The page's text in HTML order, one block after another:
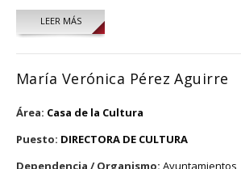
LEER MÁSSOBRE LILIANA ELIZABETH DE LA
María Verónica Pérez Aguirre
Área: Casa de la Cultura
Puesto: DIRECTORA DE CULTURA
Dependencia / Organismo: Ayuntamientos